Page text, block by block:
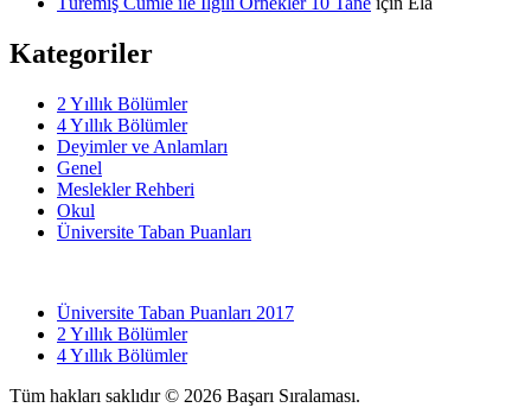
Kategoriler
2 Yıllık Bölümler
4 Yıllık Bölümler
Deyimler ve Anlamları
Genel
Meslekler Rehberi
Okul
Üniversite Taban Puanları
Üniversite Taban Puanları 2017
2 Yıllık Bölümler
4 Yıllık Bölümler
Tüm hakları saklıdır © 2026 Başarı Sıralaması.